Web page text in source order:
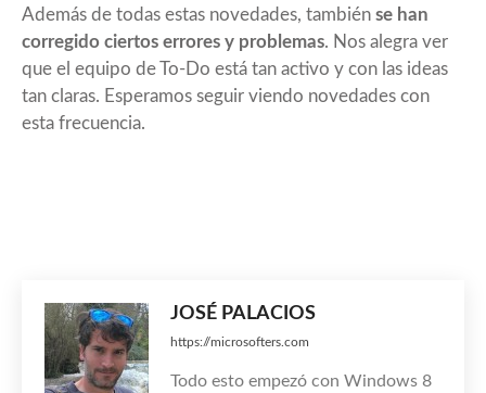
Además de todas estas novedades, también se han
corregido ciertos errores y problemas. Nos alegra ver
que el equipo de To-Do está tan activo y con las ideas
tan claras. Esperamos seguir viendo novedades con
esta frecuencia.
JOSÉ PALACIOS
https://microsofters.com
Todo esto empezó con Windows 8